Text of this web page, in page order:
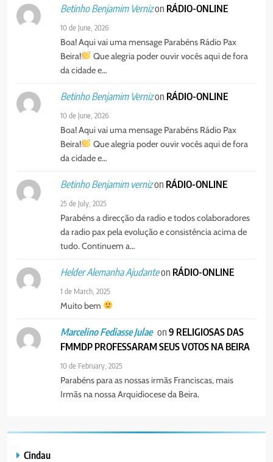
Betinho Benjamim Vernizon RÁDIO-ONLINE
10 de June, 2026
Boa! Aqui vai uma mensage Parabéns Rádio Pax
Beira!
Que alegria poder ouvir vocês aqui de fora
da cidade e…
Betinho Benjamim Vernizon RÁDIO-ONLINE
10 de June, 2026
Boa! Aqui vai uma mensage Parabéns Rádio Pax
Beira!
Que alegria poder ouvir vocês aqui de fora
da cidade e…
Betinho Benjamim vernizon RÁDIO-ONLINE
25 de July, 2025
Parabéns a direcção da radio e todos colaboradores
da radio pax pela evolução e consistência acima de
tudo. Continuem a…
Helder Alemanha Ajudanteon RÁDIO-ONLINE
1 de March, 2025
Muito bem
Marcelino Fediasse Julae on9 RELIGIOSAS DAS
FMMDP PROFESSARAM SEUS VOTOS NA BEIRA
10 de February, 2025
Parabéns para as nossas irmãs Franciscas, mais
Irmãs na nossa Arquidiocese da Beira.
Cindau